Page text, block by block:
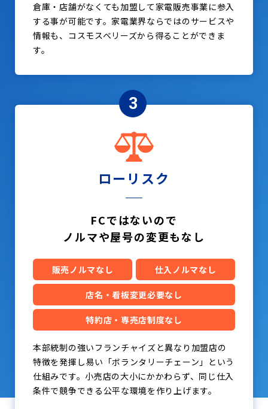
倉庫・店舗がなくても加盟して家電販売事業に参入
する事が可能です。家電業界ならではのサービスや
情報も、コスモスベリーズから得ることができま
す。
3
ローリスク
FCではないので
ノルマや屋号の変更もなし
販売ノルマなし 仕入ノルマなし
店名・看板変更必要なし
特約店・専売店制度なし
本部統制の強いフランチャイズと異なり加盟店の
特徴を発揮し易い「ボランタリーチェーン」という
仕組みです。小売店の大小にかかわらず、同じ仕入
条件で競争できる公平な環境を作り上げます。